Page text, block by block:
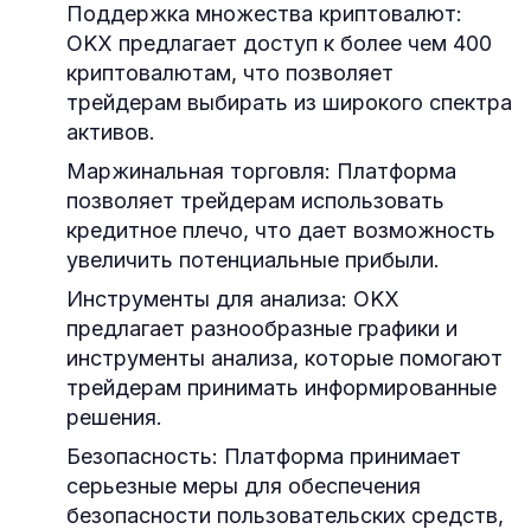
Поддержка множества криптовалют:
OKX предлагает доступ к более чем 400
криптовалютам, что позволяет
трейдерам выбирать из широкого спектра
активов.
Маржинальная торговля: Платформа
позволяет трейдерам использовать
кредитное плечо, что дает возможность
увеличить потенциальные прибыли.
Инструменты для анализа: OKX
предлагает разнообразные графики и
инструменты анализа, которые помогают
трейдерам принимать информированные
решения.
Безопасность: Платформа принимает
серьезные меры для обеспечения
безопасности пользовательских средств,